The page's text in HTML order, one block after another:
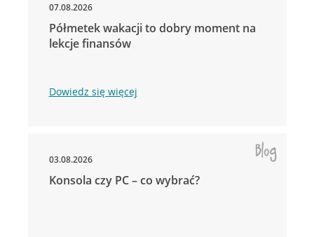
07.08.2026
Półmetek wakacji to dobry moment na
lekcje finansów
Dowiedz się więcej
03.08.2026
Konsola czy PC – co wybrać?